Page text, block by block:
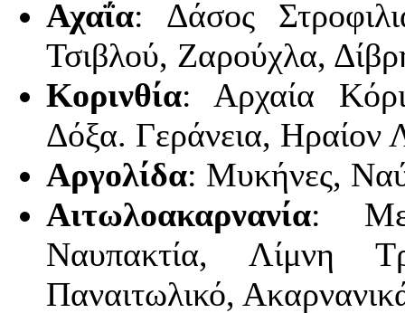
Αχαΐα: Δάσος
Τσιβλού, Ζαρούχλα,
Κορινθία: Αρχαία
Δόξα. Γεράνεια, Ηραίον
Αργολίδα: Μυκήνες,
Αιτωλοακαρνανία:
Ναυπακτία, Λίμνη
Παναιτωλικό,